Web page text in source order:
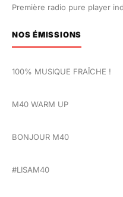
Première radio pure player
NOS ÉMISSIONS
100% MUSIQUE FRAÎCHE !
M40 WARM UP
BONJOUR M40
#LISAM40